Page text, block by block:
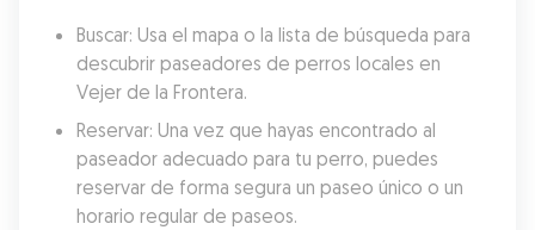
Buscar: Usa el mapa o la lista de búsqueda para
descubrir paseadores de perros locales en
Vejer de la Frontera.
Reservar: Una vez que hayas encontrado al
paseador adecuado para tu perro, puedes
reservar de forma segura un paseo único o un
horario regular de paseos.